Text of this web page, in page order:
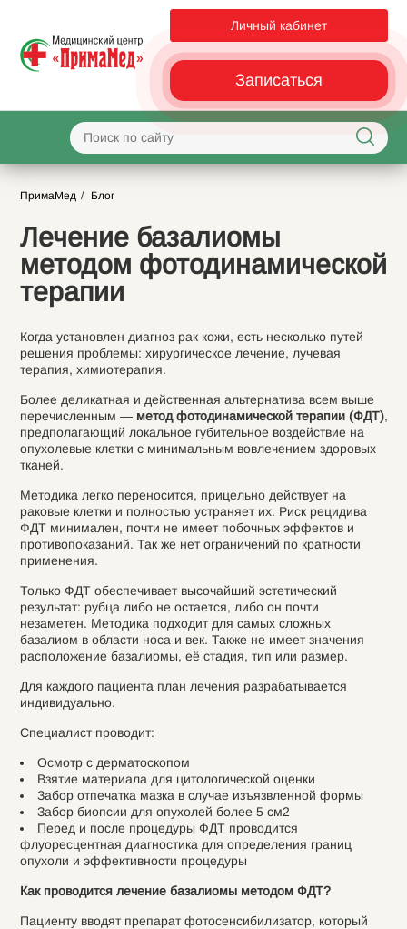
Личный кабинет
Записаться
ПримаМед Блог
Лечение базалиомы
методом фотодинамической
терапии
Когда установлен диагноз рак кожи, есть несколько путей
решения проблемы: хирургическое лечение, лучевая
терапия, химиотерапия.
Более деликатная и действенная альтернатива всем выше
перечисленным — метод фотодинамической терапии (ФДТ),
предполагающий локальное губительное воздействие на
опухолевые клетки с минимальным вовлечением здоровых
тканей.
Методика легко переносится, прицельно действует на
раковые клетки и полностью устраняет их. Риск рецидива
ФДТ минимален, почти не имеет побочных эффектов и
противопоказаний. Так же нет ограничений по кратности
применения.
Только ФДТ обеспечивает высочайший эстетический
результат: рубца либо не остается, либо он почти
незаметен. Методика подходит для самых сложных
базалиом в области носа и век. Также не имеет значения
расположение базалиомы, её стадия, тип или размер.
Для каждого пациента план лечения разрабатывается
индивидуально.
Специалист проводит:
Осмотр с дерматоскопом
Взятие материала для цитологической оценки
Забор отпечатка мазка в случае изъязвленной формы
Забор биопсии для опухолей более 5 см2
Перед и после процедуры ФДТ проводится
флуоресцентная диагностика для определения границ
опухоли и эффективности процедуры
Как проводится лечение базалиомы методом ФДТ?
Пациенту вводят препарат фотосенсибилизатор, который